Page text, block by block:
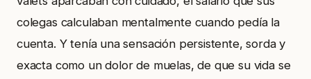
colegas calculaban mentalmente cuando pedía la
cuenta. Y tenía una sensación persistente, sorda y
exacta como un dolor de muelas, de que su vida se